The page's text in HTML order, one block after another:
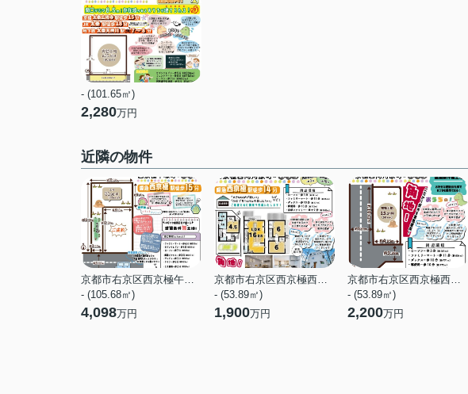
- (101.65㎡)
2,280万円
近隣の物件
京都市右京区西京極午塚町
- (105.68㎡)
4,098万円
京都市右京区西京極西向河原町
- (53.89㎡)
1,900万円
京都市右京区西京極西向河原町
- (53.89㎡)
2,200万円